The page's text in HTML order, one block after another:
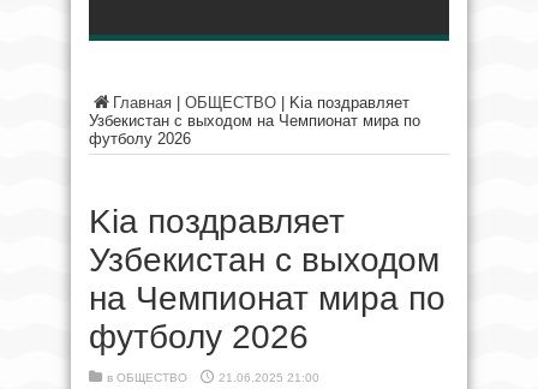
Главная ОБЩЕСТВО
Kia поздравляет
Узбекистан с выходом на Чемпионат мира по
футболу 2026
Kia поздравляет
Узбекистан с выходом
на Чемпионат мира по
футболу 2026
в ОБЩЕСТВО 21.06.2025 21:00